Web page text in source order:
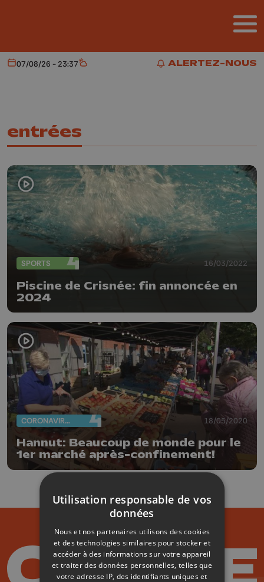
ALERTEZ-NOUS
ALERTEZ-NOUS
Aujourd'hui
07/08/26 - 23:37 Météo
entrées
SPORTS 16/03/2022
Piscine de Crisnée: fin annoncée en
2024
CORONAVIRUS 18/05/2020
Hannut: Beaucoup de monde pour le
1er marché après-confinement!
Utilisation responsable de vos
données
Nous et nos partenaires utilisons des cookies
et des technologies similaires pour stocker et
accéder à des informations sur votre appareil
et traiter des données personnelles, telles que
votre adresse IP, des identifiants uniques et